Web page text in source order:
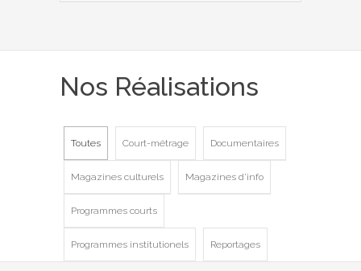
Nos Réalisations
Toutes Court-métrage Documentaires
Magazines culturels Magazines d'info
Programmes courts
Programmes institutionels Reportages